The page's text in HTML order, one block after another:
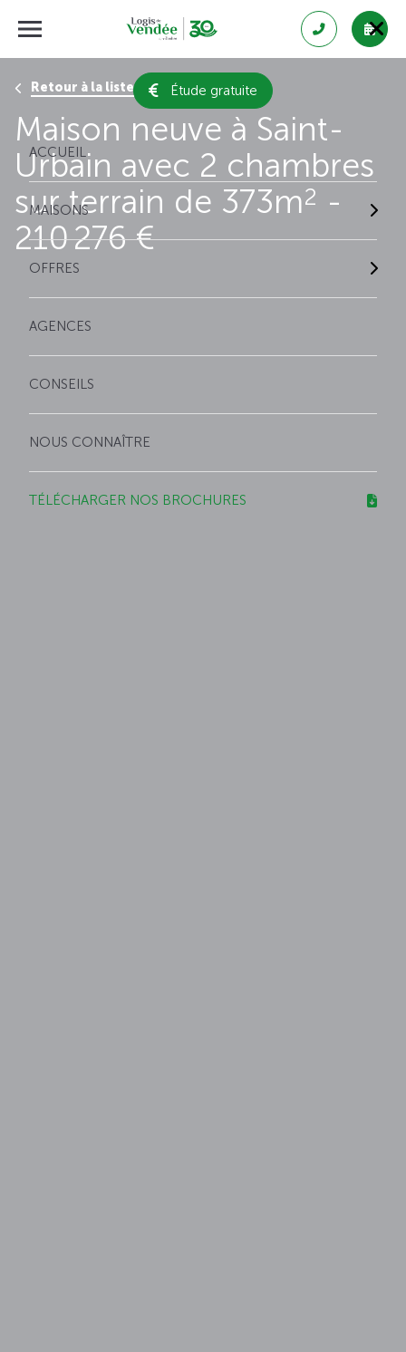
Étude gratuite
ACCUEIL
MAISONS
OFFRES
AGENCES
CONSEILS
NOUS CONNAÎTRE
TÉLÉCHARGER NOS BROCHURES
Retour à la liste des résultats
Maison neuve à Saint-
Urbain avec 2 chambres
sur terrain de 373m2 -
210 276 €